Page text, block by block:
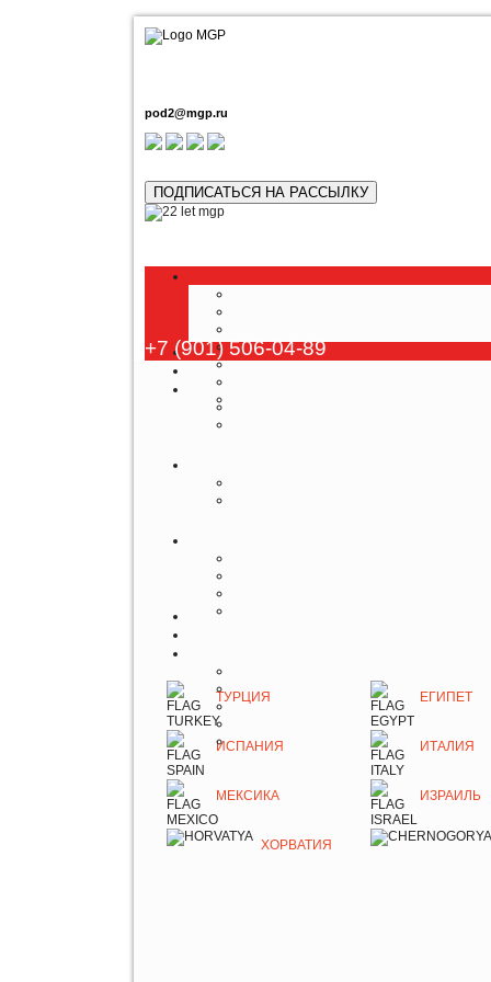
pod2@mgp.ru
ПОДПИСАТЬСЯ НА РАССЫЛКУ
+7 (901) 506-04-89
ТУРЦИЯ ЕГИПЕТ
ИСПАНИЯ ИТАЛИЯ
МЕКСИКА ИЗРАИЛЬ
ХОРВАТИЯ